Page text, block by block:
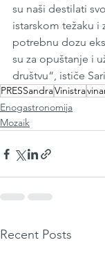
su naši destilati
istarskom težaku
potrebnu dozu
su za opuštanje i
društvu“, ističe
PRESSandraVinistra
Enogastronomija
Mozaik
Recent Posts